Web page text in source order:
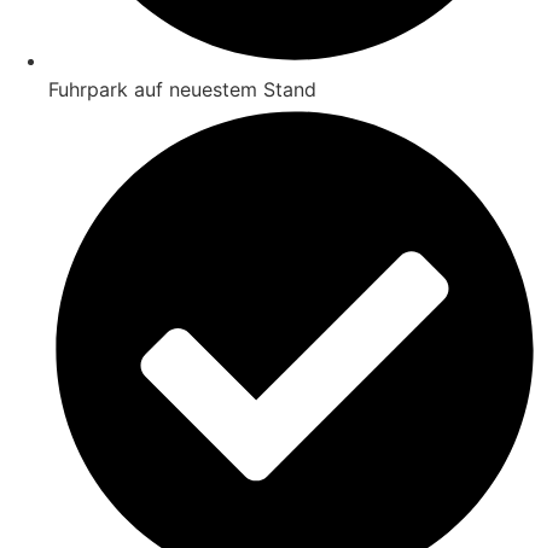
Fuhrpark auf neuestem Stand